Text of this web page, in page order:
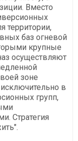
Вместо
территории,
баз огневой
крупные
осуществляют
зоне
в
групп,
Стратегия